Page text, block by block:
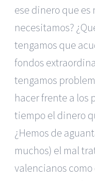
ese dinero que
necesitamos?
tengamos que
fondos
tengamos
hacer frente a los
tiempo el dinero
¿Hemos de
muchos) el mal
valencianos